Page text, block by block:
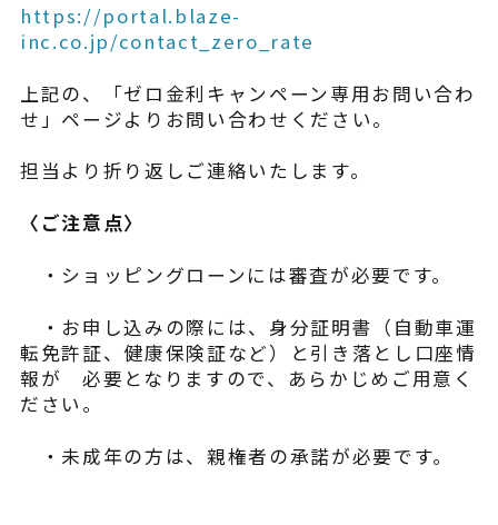
https://portal.blaze-
inc.co.jp/contact_zero_rate
上記の、「ゼロ金利キャンペーン専用お問い合わ
せ」ページよりお問い合わせください。
担当より折り返しご連絡いたします。
〈ご注意点〉
・ショッピングローンには審査が必要です。
・お申し込みの際には、身分証明書（自動車運
転免許証、健康保険証など）と引き落とし口座情
報が 必要となりますので、あらかじめご用意く
ださい。
・未成年の方は、親権者の承諾が必要です。